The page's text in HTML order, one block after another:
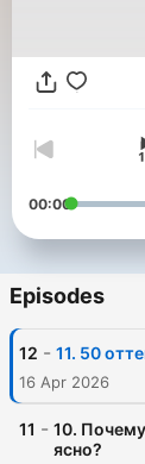
00:00
Episodes
12 - 11. 50
16 Apr 2026
11 - 10.
ясно?